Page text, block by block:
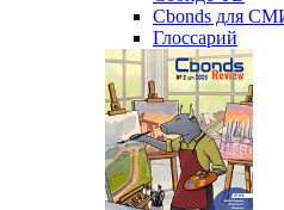
Новости & Research Hub
Новости рынка
Research Hub
Сбондс-ТВ
Cbonds для СМИ
Глоссарий